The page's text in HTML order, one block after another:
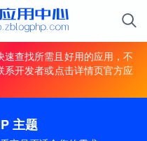
查找所需且好用的应用，不
开发者或点击详情页官方应
主题